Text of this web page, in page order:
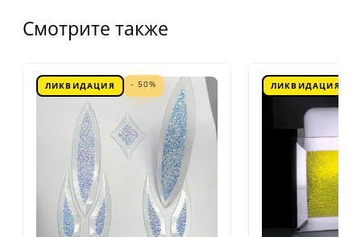
Смотрите также
ЛИКВИДАЦИЯ - 50% ЛИКВИДАЦИЯ